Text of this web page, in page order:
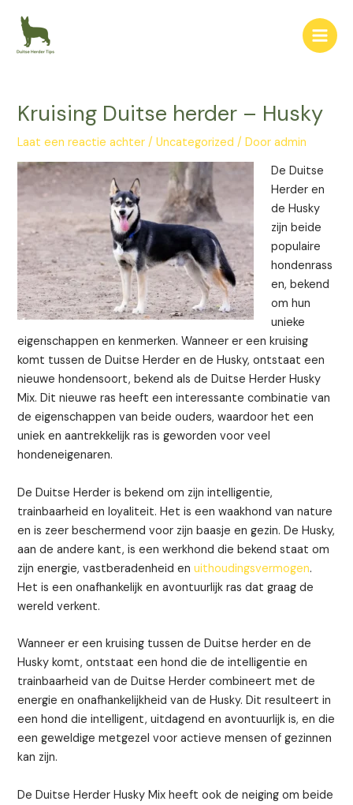
naar
Main
Kruising Duitse herder – Husky
Laat een reactie achter /Uncategorized / Dooradmin
De Duitse
Herder en
de Husky
zijn beide
populaire
hondenrass
en, bekend
om hun
unieke
eigenschappen en kenmerken. Wanneer er een kruising
komt tussen de Duitse Herder en de Husky, ontstaat een
nieuwe hondensoort, bekend als de Duitse Herder Husky
Mix. Dit nieuwe ras heeft een interessante combinatie van
de eigenschappen van beide ouders, waardoor het een
uniek en aantrekkelijk ras is geworden voor veel
hondeneigenaren.
De Duitse Herder is bekend om zijn intelligentie,
trainbaarheid en loyaliteit. Het is een waakhond van nature
en is zeer beschermend voor zijn baasje en gezin. De Husky,
aan de andere kant, is een werkhond die bekend staat om
zijn energie, vastberadenheid enuithoudingsvermogen.
Het is een onafhankelijk en avontuurlijk ras dat graag de
wereld verkent.
Wanneer er een kruising tussen de Duitse herder en de
Husky komt, ontstaat een hond die de intelligentie en
trainbaarheid van de Duitse Herder combineert met de
energie en onafhankelijkheid van de Husky. Dit resulteert in
een hond die intelligent, uitdagend en avontuurlijk is, en die
een geweldige metgezel voor actieve mensen of gezinnen
kan zijn.
De Duitse Herder Husky Mix heeft ook de neiging om beide
navigatie